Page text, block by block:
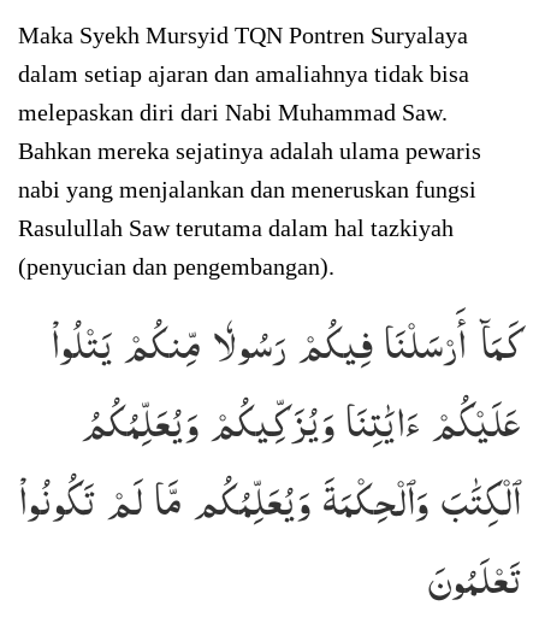
Maka Syekh Mursyid TQN Pontren Suryalaya
dalam setiap ajaran dan amaliahnya tidak bisa
melepaskan diri dari Nabi Muhammad Saw.
Bahkan mereka sejatinya adalah ulama pewaris
nabi yang menjalankan dan meneruskan fungsi
Rasulullah Saw terutama dalam hal tazkiyah
(penyucian dan pengembangan).
كَمَآ أَرۡسَلۡنَا فِيكُمۡ رَسُولٗا مِّنكُمۡ يَتۡلُواْ
عَلَيۡكُمۡ ءَايَٰتِنَا وَيُزَكِّيكُمۡ وَيُعَلِّمُكُمُ
ٱلۡكِتَٰبَ وَٱلۡحِكۡمَةَ وَيُعَلِّمُكُم مَّا لَمۡ تَكُونُواْ
تَعۡلَمُونَ